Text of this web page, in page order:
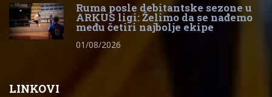
Ruma posle debitantske sezone u
ARKUS ligi: Želimo da se nađemo
među četiri najbolje ekipe
01/08/2026
LINKOVI